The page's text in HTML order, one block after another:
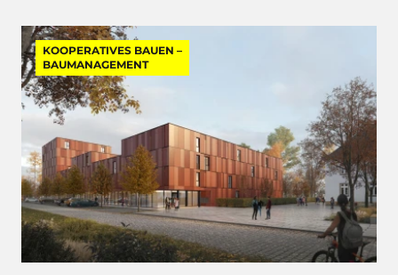
KOOPERATIVES BAUEN –
BAUMANAGEMENT